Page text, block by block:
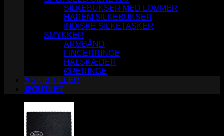
SILKEBUKSER MED LOMMER
HAREM SILKEBUKSER
INDISKE SILKETASKER
SMYKKER
ARMBÅND
FINGERRINGE
HALSKÆDER
ØRERINGE
⛷️SKIBRILLER
🪙OUTLET